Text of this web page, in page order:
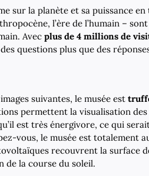
sur la planète et sa puissance
l’ère de l’humain –
Avec plus de 4 millions de
questions plus que des
suivantes, le musée est
permettent la visualisation
est très énergivore, ce qui
vous, le musée est totalement
recouvrent la surface
de la course du soleil.